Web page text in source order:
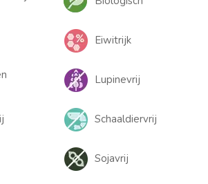
Eiwitrijk
Lupinevrij
Schaaldiervrij
Sojavrij